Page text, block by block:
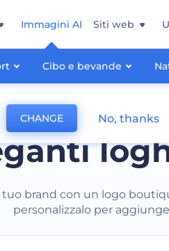
Immagini AI
Cibo e bevande
Siti web
tuo brand con un logo
personalizzalo per
CHANGE No, thanks